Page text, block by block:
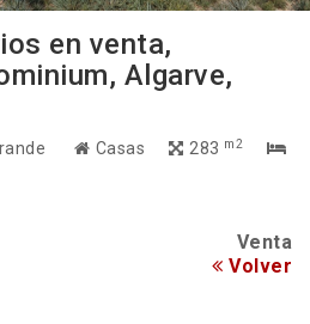
en venta,
Algarve,
Casas 283 m2
Venta
Volver